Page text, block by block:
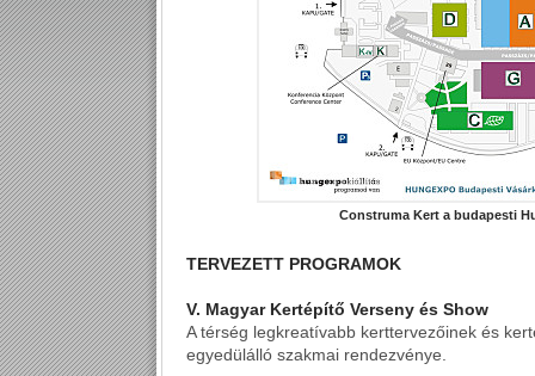
Construma Kert a budapesti
TERVEZETT PROGRAMOK
V. Magyar Kertépítő Verseny és Show
A térség legkreatívabb kerttervezőinek és
egyedülálló szakmai rendezvénye.